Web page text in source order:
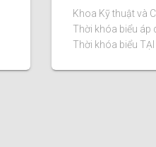
Khoa Kỹ thuật và
Thời khóa biểu áp
Thời khóa biểu TẠI